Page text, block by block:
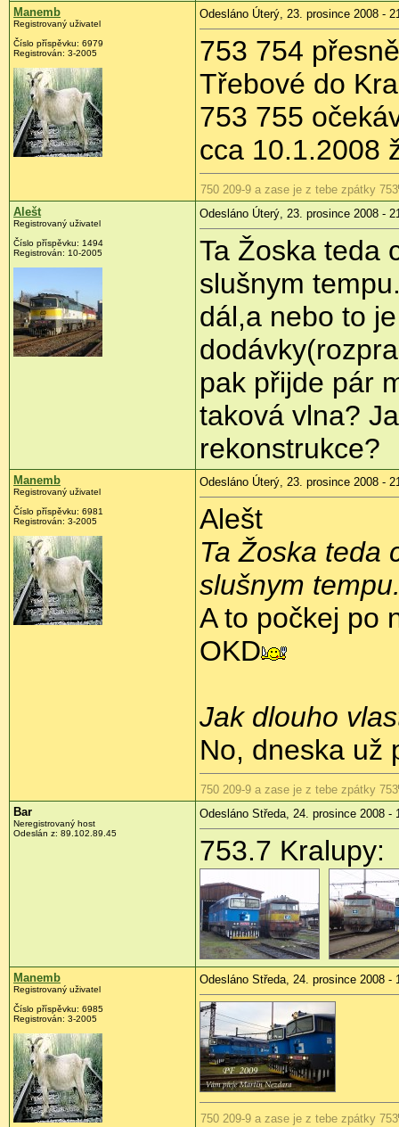
Manemb
Registrovaný uživatel
Číslo příspěvku: 6979
Registrován: 3-2005
Odesláno Úterý, 23. prosince 2008 -
753 754
Třebové do
753 755
cca 10.1.2008
750 209-9 a zase je z tebe zpátky 753
Alešt
Registrovaný uživatel
Číslo příspěvku: 1494
Registrován: 10-2005
Odesláno Úterý, 23. prosince 2008 -
Ta Žoska teda
slušnym
dál,a nebo to
pak přijde pár
taková vlna?
rekonstrukce?
Manemb
Registrovaný uživatel
Číslo příspěvku: 6981
Registrován: 3-2005
Odesláno Úterý, 23. prosince 2008 -
Alešt
Ta Žoska teda
slušnym
A to počkej po
OKD
Jak dlouho
No, dneska už
750 209-9 a zase je z tebe zpátky 753
Bar
Neregistrovaný host
Odeslán z: 89.102.89.45
Odesláno Středa, 24. prosince 2008 -
753.7 Kralupy:
Manemb
Registrovaný uživatel
Číslo příspěvku: 6985
Registrován: 3-2005
Odesláno Středa, 24. prosince 2008 -
750 209-9 a zase je z tebe zpátky 753